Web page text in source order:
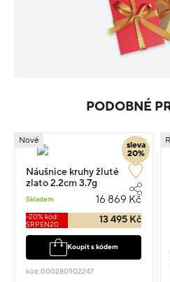
PODOBNÉ
sleva
20%
Nové
Náušnice kruhy žluté
zlato 2.2cm 3.7g
Skladem 16 869 Kč
-20% kód:
SRPEN20
13 495 Kč
Koupit s kódem
kód: 000280902247